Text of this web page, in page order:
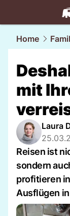
travel.
Home
mit
Laura
Reisen ist
sondern
profitieren
Ausflügen